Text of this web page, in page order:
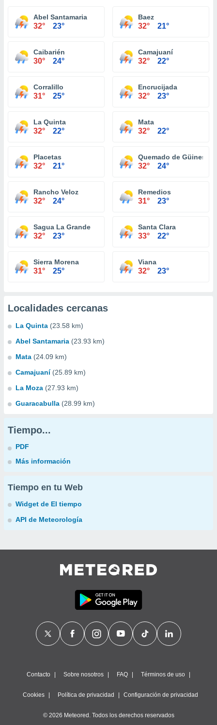
Abel Santamaria
32° 23°
Baez
32° 21°
Caibarién
30° 24°
Camajuaní
32° 22°
Corralillo
31° 25°
Encrucijada
32° 23°
La Quinta
32° 22°
Mata
32° 22°
Placetas
32° 21°
Quemado de Güines
32° 24°
Rancho Veloz
32° 24°
Remedios
31° 23°
Sagua La Grande
32° 23°
Santa Clara
33° 22°
Sierra Morena
31° 25°
Viana
32° 23°
Localidades cercanas
La Quinta (23.58 km)
Abel Santamaria (23.93 km)
Mata (24.09 km)
Camajuaní (25.89 km)
La Moza (27.93 km)
Guaracabulla (28.99 km)
Tiempo...
PDF
Más información
Tiempo en tu Web
Widget de El tiempo
API de Meteorología
Contacto Sobre nosotros FAQ Términos de uso
Cookies Política de privacidad Configuración de privacidad
© 2026 Meteored. Todos los derechos reservados